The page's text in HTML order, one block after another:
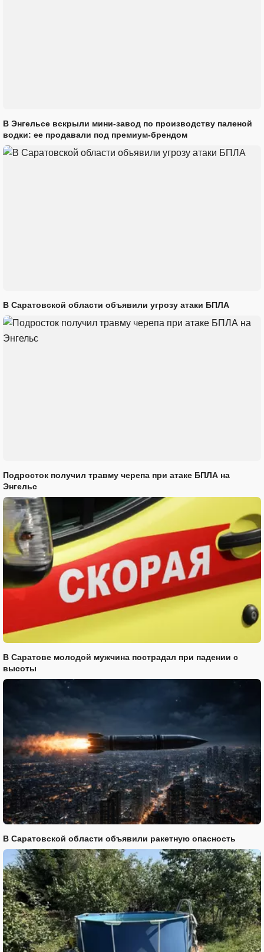
В Энгельсе вскрыли мини-завод по производству паленой
водки: ее продавали под премиум-брендом
В Саратовской области объявили угрозу атаки БПЛА
Подросток получил травму черепа при атаке БПЛА на
Энгельс
В Саратове молодой мужчина пострадал при падении с
высоты
В Саратовской области объявили ракетную опасность